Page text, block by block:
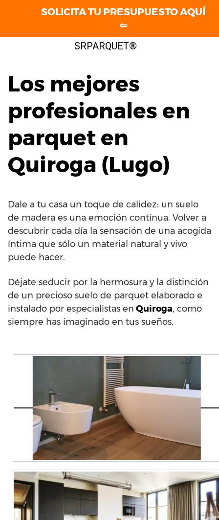
SRPARQUET®
Los mejores
profesionales en
parquet en
Quiroga (Lugo)
Dale a tu casa un toque de calidez: un suelo
de madera es una emoción continua. Volver a
descubrir cada día la sensación de una acogida
íntima que sólo un material natural y vivo
puede hacer.
Déjate seducir por la hermosura y la distinción
de un precioso suelo de parquet elaborado e
instalado por especialistas en Quiroga, como
siempre has imaginado en tus sueños.
SOLICITA TU PRESUPUESTO AQUÍ
⇐